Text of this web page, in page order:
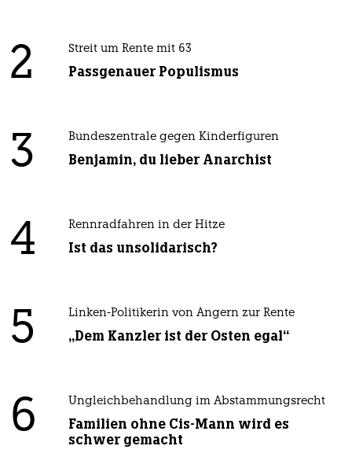
2 Streit um Rente mit 63
Passgenauer Populismus
3 Bundeszentrale gegen Kinderfiguren
Benjamin, du lieber Anarchist
4 Rennradfahren in der Hitze
Ist das unsolidarisch?
5 Linken-Politikerin von Angern zur Rente
„Dem Kanzler ist der Osten egal“
6 Ungleichbehandlung im Abstammungsrecht
Familien ohne Cis-Mann wird es
schwer gemacht